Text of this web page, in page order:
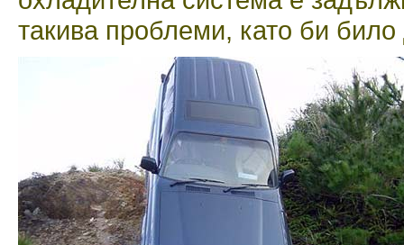
такива проблеми, като би